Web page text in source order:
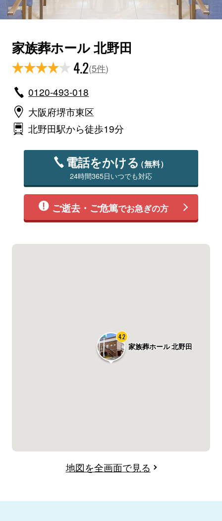
家族葬ホール 北野田
4.2(5件)
0120-493-018
大阪府堺市東区
北野田駅から徒歩19分
電話をかける（無料）
24時間365日いつでも対応
ご逝去・ご危篤でお急ぎの方
家族葬ホール 北野田
4.2
地図を全画面で見る